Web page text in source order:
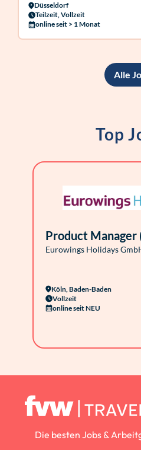
Düsseldorf
Teilzeit, Vollzeit
online seit > 1 Monat
Alle
Top
Product Manager
Eurowings Holidays
Köln, Baden-Baden
Vollzeit
online seit NEU
Die besten Jobs &